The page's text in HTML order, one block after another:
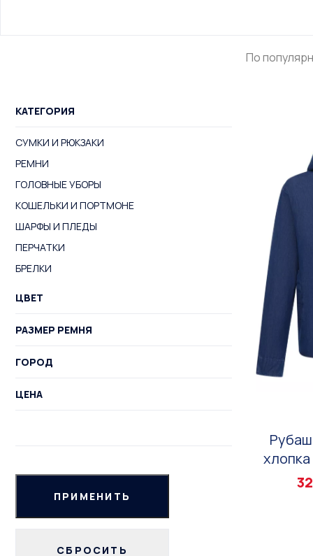
КАТЕГОРИЯ
СУМКИ И РЮКЗАКИ
РЕМНИ
ГОЛОВНЫЕ УБОРЫ
КОШЕЛЬКИ И ПОРТМОНЕ
ШАРФЫ И ПЛЕДЫ
ПЕРЧАТКИ
БРЕЛКИ
ЦВЕТ
РАЗМЕР РЕМНЯ
ГОРОД
ЦЕНА
По